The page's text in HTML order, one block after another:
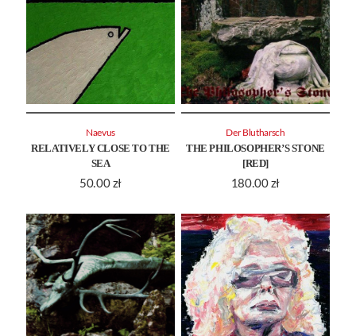
RELATIVELY CLOSE TO THE
SEA
50.00 zł
Naevus
THE PHILOSOPHER’S STONE
[RED]
180.00 zł
Der Blutharsch